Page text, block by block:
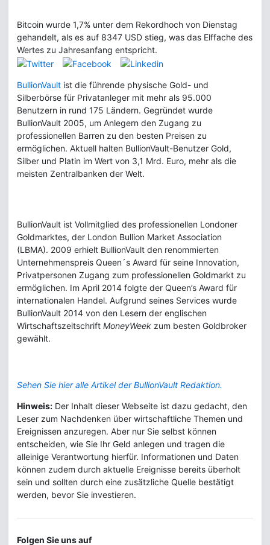
Bitcoin wurde 1,7% unter dem Rekordhoch von Dienstag
gehandelt, als es auf 8347 USD stieg, was das Elffache des
Wertes zu Jahresanfang entspricht.
BullionVault ist die führende physische Gold- und
Silberbörse für Privatanleger mit mehr als 95.000
Benutzern in rund 175 Ländern. Gegründet wurde
BullionVault 2005, um Anlegern den Zugang zu
professionellen Barren zu den besten Preisen zu
ermöglichen. Aktuell halten BullionVault-Benutzer Gold,
Silber und Platin im Wert von 3,1 Mrd. Euro, mehr als die
meisten Zentralbanken der Welt.
BullionVault ist Vollmitglied des professionellen Londoner
Goldmarktes, der London Bullion Market Association
(LBMA). 2009 erhielt BullionVault den renommierten
Unternehmenspreis Queen´s Award für seine Innovation,
Privatpersonen Zugang zum professionellen Goldmarkt zu
ermöglichen. Im April 2014 folgte der Queen’s Award für
internationalen Handel. Aufgrund seines Services wurde
BullionVault 2014 von den Lesern der englischen
Wirtschaftszeitschrift MoneyWeek zum besten Goldbroker
gewählt.
Sehen Sie hier alle Artikel der BullionVault Redaktion.
Hinweis: Der Inhalt dieser Webseite ist dazu gedacht, den
Leser zum Nachdenken über wirtschaftliche Themen und
Ereignissen anzuregen. Aber nur Sie selbst können
entscheiden, wie Sie Ihr Geld anlegen und tragen die
alleinige Verantwortung hierfür. Informationen und Daten
können zudem durch aktuelle Ereignisse bereits überholt
sein und sollten durch eine zusätzliche Quelle bestätigt
werden, bevor Sie investieren.
Folgen Sie uns auf